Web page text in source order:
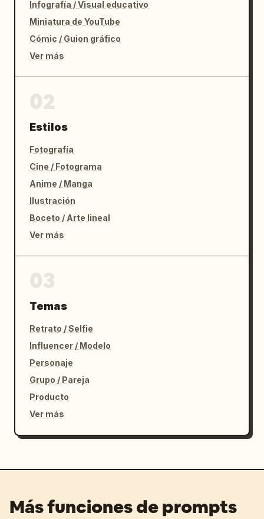
Infografía / Visual educativo
Miniatura de YouTube
Cómic / Guion gráfico
Ver más
Estilos
Fotografía
Cine / Fotograma
Anime / Manga
Ilustración
Boceto / Arte lineal
Ver más
Temas
Retrato / Selfie
Influencer / Modelo
Personaje
Grupo / Pareja
Producto
Ver más
Más funciones de prompts